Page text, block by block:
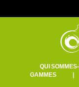
QUI
GAMMES